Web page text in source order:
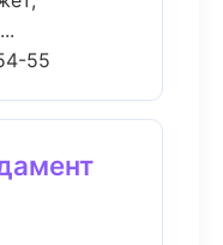
55